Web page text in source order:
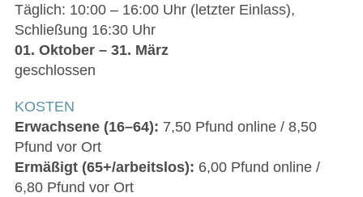
Täglich: 10:00 – 16:00 Uhr (letzter Einlass),
Schließung 16:30 Uhr
01. Oktober – 31. März
geschlossen
KOSTEN
Erwachsene (16–64): 7,50 Pfund online / 8,50
Pfund vor Ort
Ermäßigt (65+/arbeitslos): 6,00 Pfund online /
6,80 Pfund vor Ort